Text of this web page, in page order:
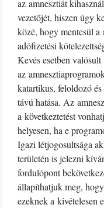
az amnesztiát
vezetőjét, hiszen úgy
közé, hogy mentesül a
adófizetési
Kevés esetben
az
katartikus, feloldozó
távú hatása. Az
a következtetést
helyesen, ha e
Igazi létjogosultsága
területén is jelezni
fordulópont
állapíthatjuk meg,
ezeknek a kivételesen